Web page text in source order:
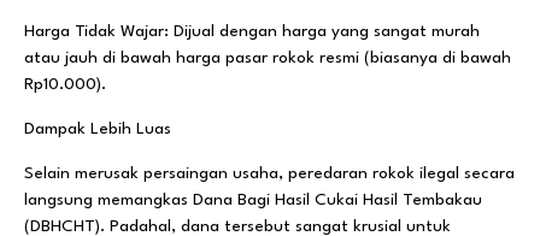
​Harga Tidak Wajar: Dijual dengan harga yang sangat murah
atau jauh di bawah harga pasar rokok resmi (biasanya di bawah
Rp10.000).
​Dampak Lebih Luas
​Selain merusak persaingan usaha, peredaran rokok ilegal secara
langsung memangkas Dana Bagi Hasil Cukai Hasil Tembakau
(DBHCHT). Padahal, dana tersebut sangat krusial untuk